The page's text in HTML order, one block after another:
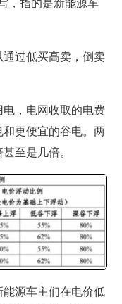
，指的是新能源车
过低买高卖，倒卖
，电网收取的电费
更便宜的谷电。两
至是几倍。
源车主们在电价低